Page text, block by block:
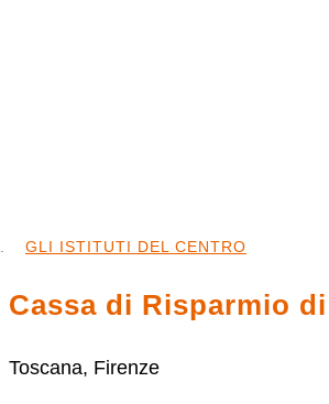
GLI ISTITUTI DEL CENTRO
Cassa di Risparmio
Toscana, Firenze